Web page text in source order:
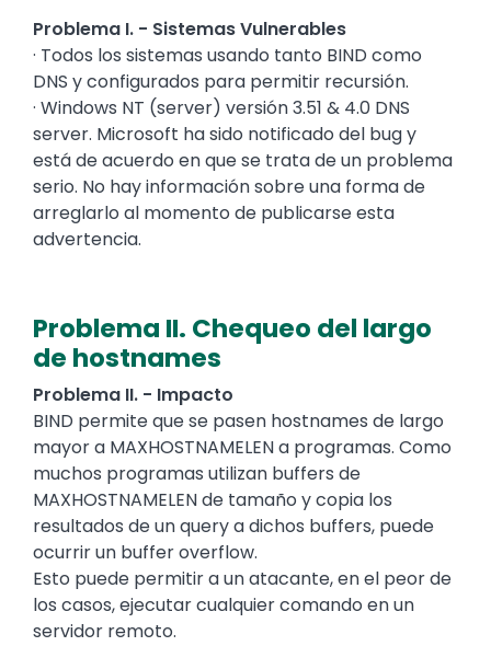
Problema I. - Sistemas Vulnerables
· Todos los sistemas usando tanto BIND como
DNS y configurados para permitir recursión.
· Windows NT (server) versión 3.51 & 4.0 DNS
server. Microsoft ha sido notificado del bug y
está de acuerdo en que se trata de un problema
serio. No hay información sobre una forma de
arreglarlo al momento de publicarse esta
advertencia.
Problema II. Chequeo del largo
de hostnames
Problema II. - Impacto
BIND permite que se pasen hostnames de largo
mayor a MAXHOSTNAMELEN a programas. Como
muchos programas utilizan buffers de
MAXHOSTNAMELEN de tamaño y copia los
resultados de un query a dichos buffers, puede
ocurrir un buffer overflow.
Esto puede permitir a un atacante, en el peor de
los casos, ejecutar cualquier comando en un
servidor remoto.